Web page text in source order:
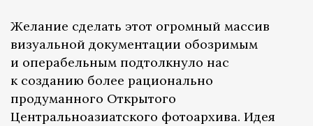
Желание сделать этот огромный массив
визуальной документации обозримым
и операбельным подтолкнуло нас
к созданию более рационально
продуманного Открытого
Центральноазиатского фотоархива. Идея